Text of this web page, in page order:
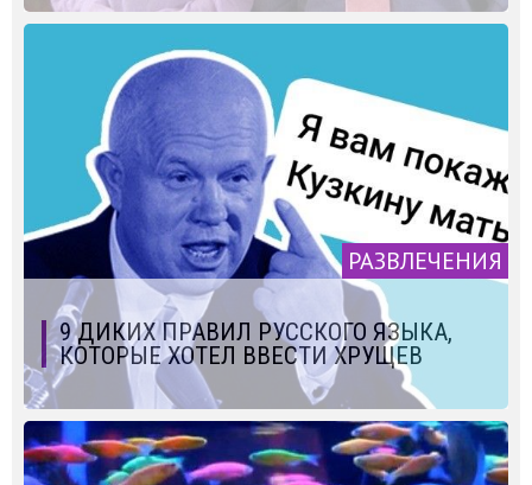
РАЗВЛЕЧЕНИЯ
9 ДИКИХ ПРАВИЛ РУССКОГО ЯЗЫКА,
КОТОРЫЕ ХОТЕЛ ВВЕСТИ ХРУЩЕВ